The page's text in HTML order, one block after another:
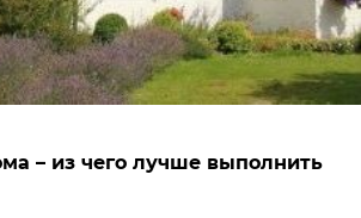
– из чего лучше выполнить